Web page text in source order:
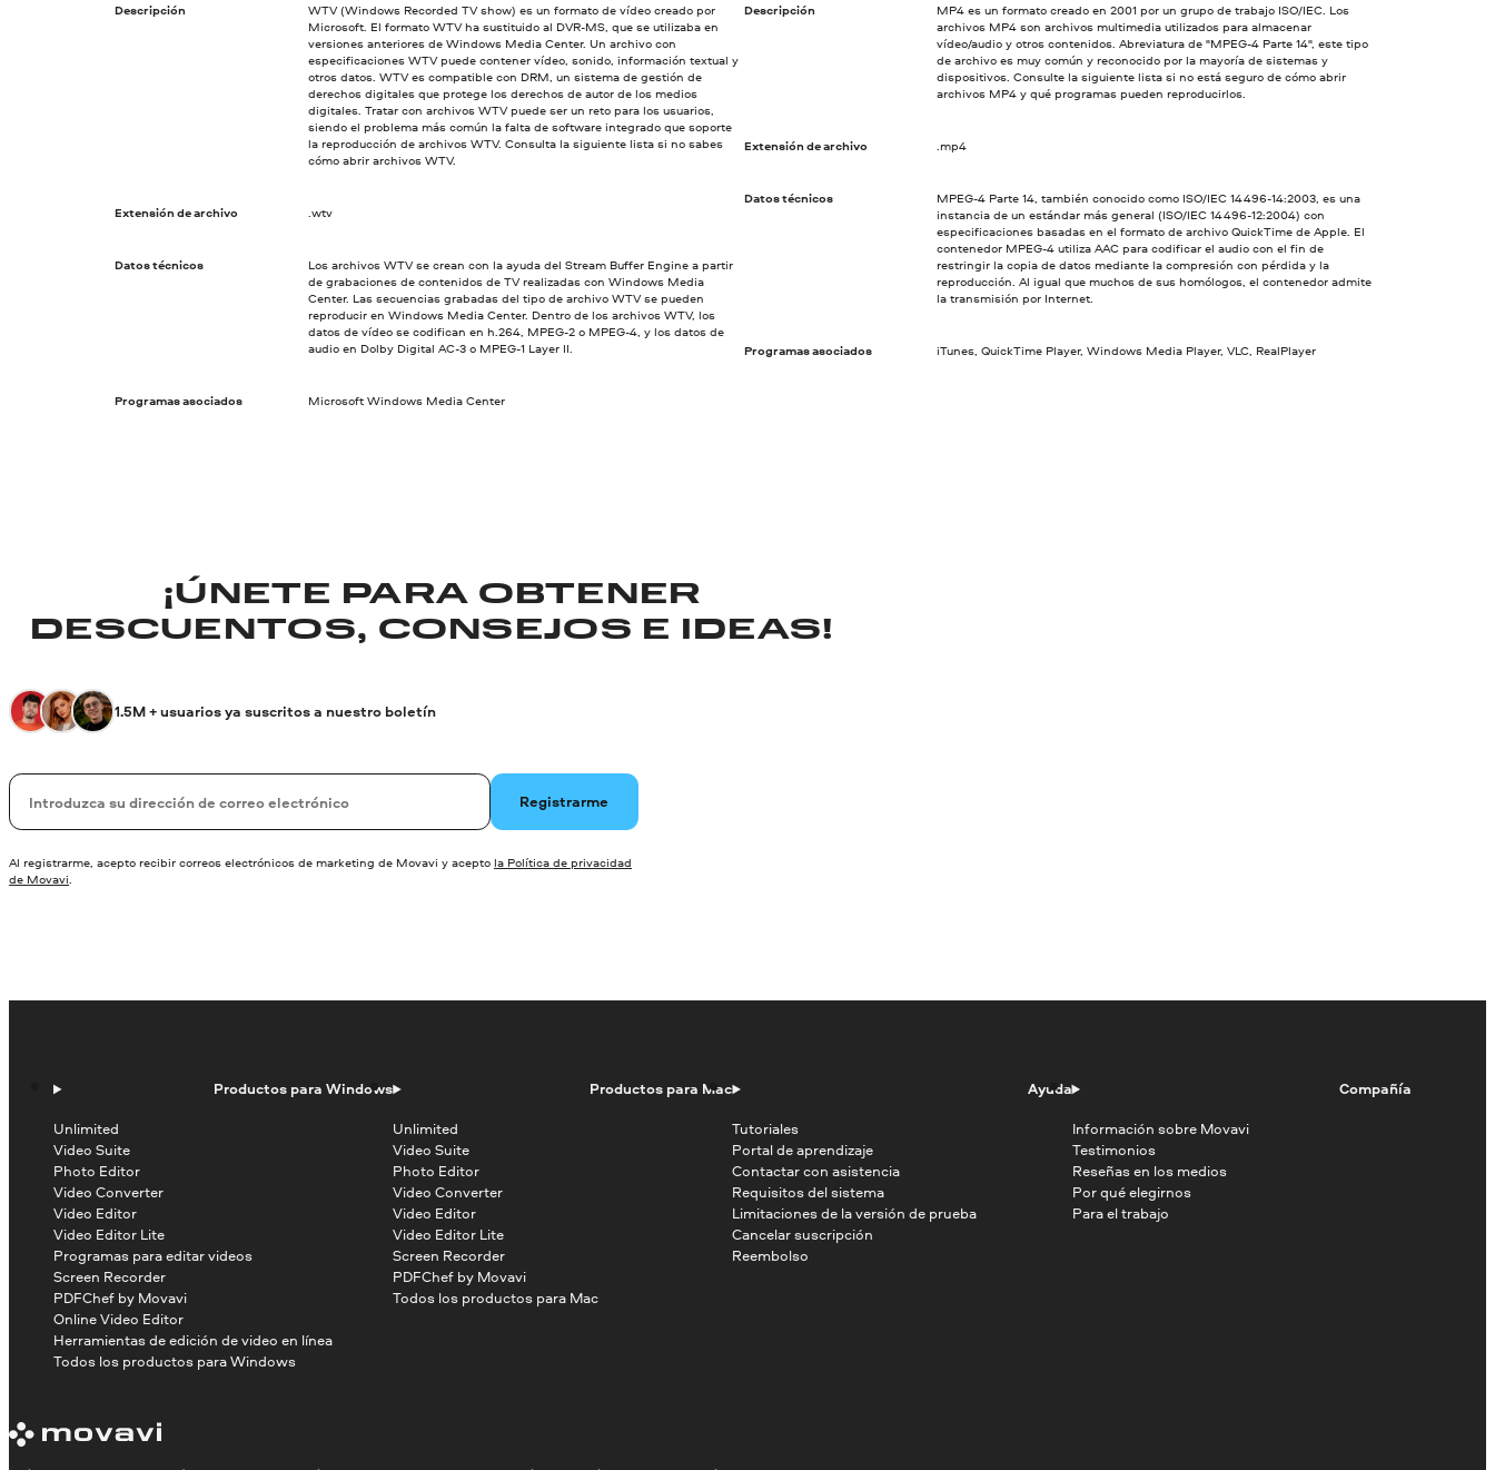
Descripción
WTV (Windows Recorded TV show) es un formato de vídeo creado por
Microsoft. El formato WTV ha sustituido al DVR-MS, que se utilizaba en
versiones anteriores de Windows Media Center. Un archivo con
especificaciones WTV puede contener vídeo, sonido, información textual y
otros datos. WTV es compatible con DRM, un sistema de gestión de
derechos digitales que protege los derechos de autor de los medios
digitales. Tratar con archivos WTV puede ser un reto para los usuarios,
siendo el problema más común la falta de software integrado que soporte
la reproducción de archivos WTV. Consulta la siguiente lista si no sabes
cómo abrir archivos WTV.
Extensión de archivo .wtv
Datos técnicos
Los archivos WTV se crean con la ayuda del Stream Buffer Engine a partir
de grabaciones de contenidos de TV realizadas con Windows Media
Center. Las secuencias grabadas del tipo de archivo WTV se pueden
reproducir en Windows Media Center. Dentro de los archivos WTV, los
datos de vídeo se codifican en h.264, MPEG-2 o MPEG-4, y los datos de
audio en Dolby Digital AC-3 o MPEG-1 Layer II.
Programas asociados Microsoft Windows Media Center
Descripción
MP4 es un formato creado en 2001 por un grupo de trabajo ISO/IEC. Los
archivos MP4 son archivos multimedia utilizados para almacenar
vídeo/audio y otros contenidos. Abreviatura de "MPEG-4 Parte 14", este tipo
de archivo es muy común y reconocido por la mayoría de sistemas y
dispositivos. Consulte la siguiente lista si no está seguro de cómo abrir
archivos MP4 y qué programas pueden reproducirlos.
Extensión de archivo .mp4
Datos técnicos
MPEG-4 Parte 14, también conocido como ISO/IEC 14496-14:2003, es una
instancia de un estándar más general (ISO/IEC 14496-12:2004) con
especificaciones basadas en el formato de archivo QuickTime de Apple. El
contenedor MPEG-4 utiliza AAC para codificar el audio con el fin de
restringir la copia de datos mediante la compresión con pérdida y la
reproducción. Al igual que muchos de sus homólogos, el contenedor admite
la transmisión por Internet.
Programas asociados iTunes, QuickTime Player, Windows Media Player, VLC, RealPlayer
¡ÚNETE PARA OBTENER
DESCUENTOS, CONSEJOS E IDEAS!
1.5M + usuarios ya suscritos a nuestro boletín
Su correo electrónico Registrarme
Al registrarme, acepto recibir correos electrónicos de marketing de Movavi y acepto la Política de privacidad
de Movavi.
Productos para Windows
Unlimited
Video Suite
Photo Editor
Video Converter
Video Editor
Video Editor Lite
Programas para editar videos
Screen Recorder
PDFChef by Movavi
Online Video Editor
Herramientas de edición de video en línea
Todos los productos para Windows
Productos para Mac
Unlimited
Video Suite
Photo Editor
Video Converter
Video Editor
Video Editor Lite
Screen Recorder
PDFChef by Movavi
Todos los productos para Mac
Ayuda
Tutoriales
Portal de aprendizaje
Contactar con asistencia
Requisitos del sistema
Limitaciones de la versión de prueba
Cancelar suscripción
Reembolso
Compañía
Información sobre Movavi
Testimonios
Reseñas en los medios
Por qué elegirnos
Para el trabajo